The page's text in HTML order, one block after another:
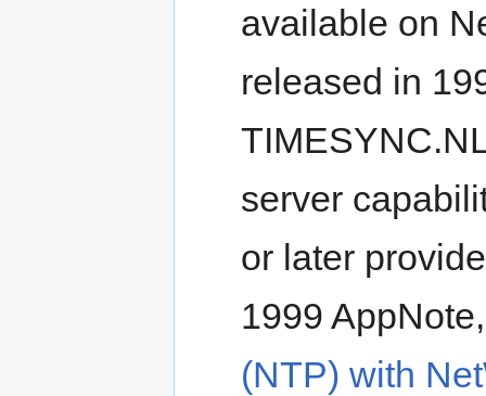
available on
released in
server
or later
1999
(NTP) with